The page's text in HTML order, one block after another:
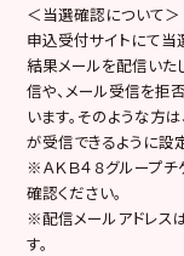
＜当選確認について＞
申込受付サイトにて当
結果メールを配信いた
信や、メール受信を拒
います。そのような方
が受信できるように設
※ＡＫＢ４８グループ
確認ください。
※配信メールアドレス
す。